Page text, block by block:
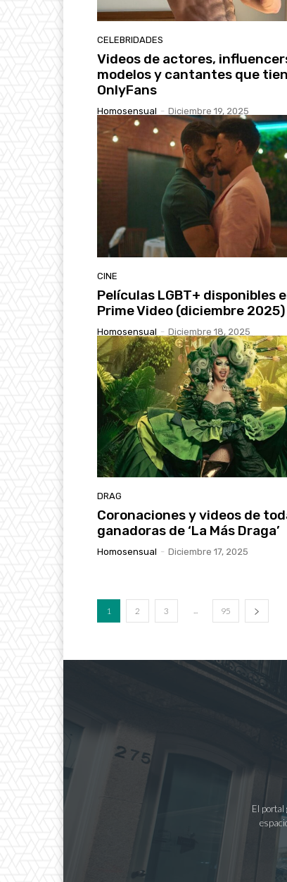
CELEBRIDADES
Videos de actores,
modelos y cantantes que
OnlyFans
Homosensual - Diciembre 19, 2025
CINE
Películas LGBT+ disponibles
Prime Video (diciembre 2025)
Homosensual - Diciembre 18, 2025
DRAG
Coronaciones y videos de
ganadoras de ‘La Más Draga’
Homosensual - Diciembre 17, 2025
1 2 3 ... 95
El portal